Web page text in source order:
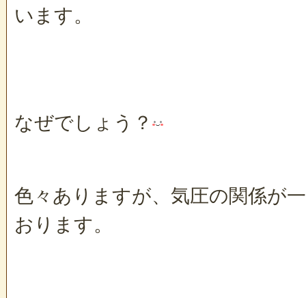
います。
なぜでしょう？
色々ありますが、気圧の関係が
おります。